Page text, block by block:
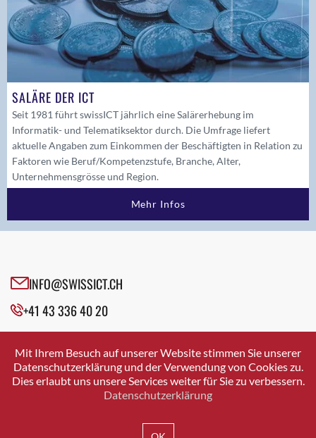
SALÄRE DER ICT
Seit 1981 führt swissICT jährlich eine Salärerhebung im
Informatik- und Telematiksektor durch. Die Umfrage liefert
aktuelle Angaben zum Einkommen der Beschäftigten in Relation zu
Faktoren wie Beruf/Kompetenzstufe, Branche, Alter,
Unternehmensgrösse und Region.
Mehr Infos
INFO@SWISSICT.CH
+41 43 336 40 20
SWISSICT
VULKANSTRASSE 120
8048 ZURICH
Mit Ihrem Besuch auf unserer Website stimmen Sie unserer
Datenschutzerklärung und der Verwendung von Cookies zu.
Dies erlaubt uns unsere Services weiter für Sie zu verbessern.
Datenschutzerklärung